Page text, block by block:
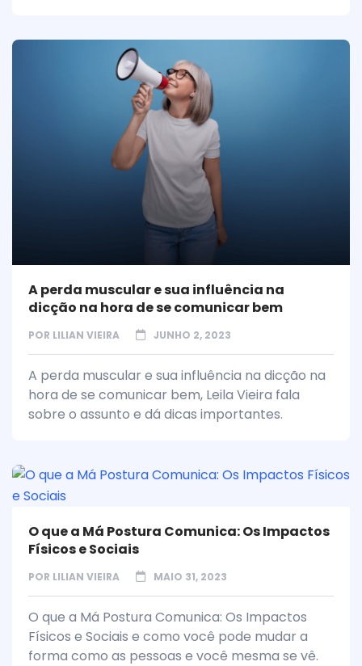
A perda muscular e sua influência na
dicção na hora de se comunicar bem
POR LILIAN VIEIRA JUNHO 2, 2023
A perda muscular e sua influência na dicção na
hora de se comunicar bem, Leila Vieira fala
sobre o assunto e dá dicas importantes.
O que a Má Postura Comunica: Os Impactos
Físicos e Sociais
POR LILIAN VIEIRA MAIO 31, 2023
O que a Má Postura Comunica: Os Impactos
Físicos e Sociais e como você pode mudar a
forma como as pessoas e você mesma se vê.